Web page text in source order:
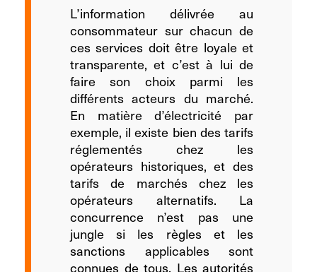
L’information délivrée au
consommateur sur chacun de
ces services doit être loyale et
transparente, et c’est à lui de
faire son choix parmi les
différents acteurs du marché.
En matière d’électricité par
exemple, il existe bien des tarifs
réglementés chez les
opérateurs historiques, et des
tarifs de marchés chez les
opérateurs alternatifs. La
concurrence n’est pas une
jungle si les règles et les
sanctions applicables sont
connues de tous. Les autorités